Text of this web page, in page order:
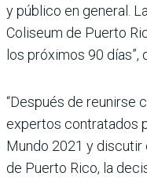
y público en general.
Coliseum de Puerto
los próximos 90 días”,
“Después de reunirse
expertos contratados
Mundo 2021 y discutir
de Puerto Rico, la